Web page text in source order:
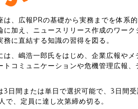
は、広報PRの基礎から実務までを体系
に加え、ニュースリリース作成のワー
務に直結する知識の習得を図る。
は、嶋浩一郎氏をはじめ、企業広報や
トコミュニケーションや危機管理広報
3日間または単日で選択可能で、3日間
で、定員に達し次第締め切る。